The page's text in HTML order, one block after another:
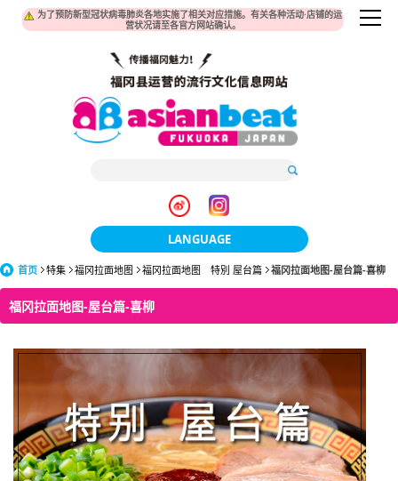
为了预防新型冠状病毒肺炎各地实施了相关对应措施。有关各种活动·店铺的运
营状况请至各官方网站确认。
LANGUAGE
日本語
繁體中文
English
ภาษาไทย
首页 特集 福冈拉面地图 福冈拉面地图 特別 屋台篇 福冈拉面地图-屋台篇-喜柳
福冈拉面地图-屋台篇-喜柳